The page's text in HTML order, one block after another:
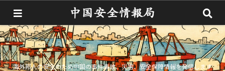
海外邦人の安全のため中国の事件事故、災害、安全保障情報を発信します